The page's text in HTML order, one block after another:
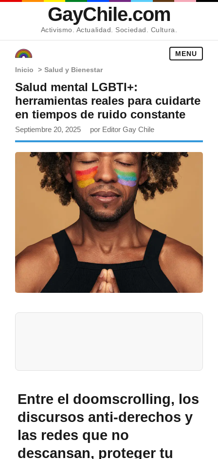
GayChile.com
Activismo. Actualidad. Sociedad. Cultura.
MENU
Inicio > Salud y Bienestar
Salud mental LGBTI+:
herramientas reales para cuidarte
en tiempos de ruido constante
Septiembre 20, 2025 por Editor Gay Chile
Entre el doomscrolling, los
discursos anti-derechos y
las redes que no
descansan, proteger tu